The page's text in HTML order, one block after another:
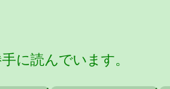
に読んでいます。